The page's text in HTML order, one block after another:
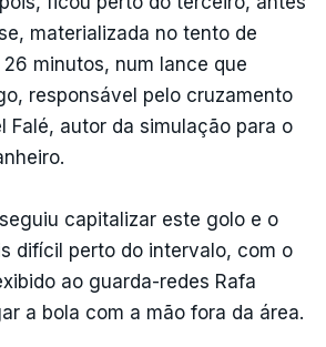
materializada no tento de
minutos, num lance que
responsável pelo cruzamento
Falé, autor da simulação para o
capitalizar este golo e o
difícil perto do intervalo, com o
ao guarda-redes Rafa
a bola com a mão fora da área.